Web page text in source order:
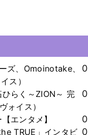
ズ、Omoinotake、
ス）
0
ひらく～ZION～ 完
ォイス）
0
エンタメ】
0
TRUE」インタビ 0